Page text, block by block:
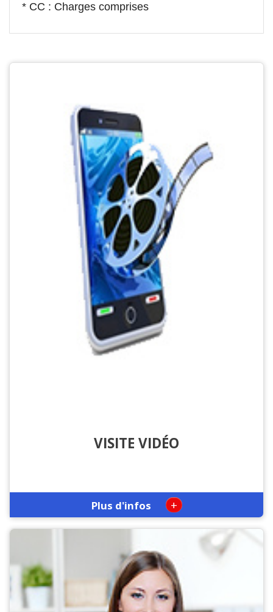
* CC : Charges comprises
VISITE VIDÉO
Plus d'infos +